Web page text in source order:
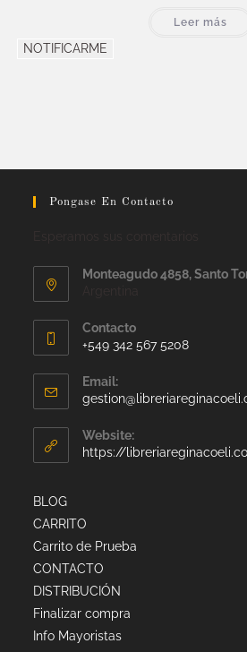
Leer más
NOTIFICARME
Pongase En Contacto
Monteagudo 4858, Santo
Contacto
+549 342 567 5208
Email:
Website:
https://
BLOG
CARRITO
Carrito de Prueba
CONTACTO
DISTRIBUCIÓN
Finalizar compra
Info Mayoristas